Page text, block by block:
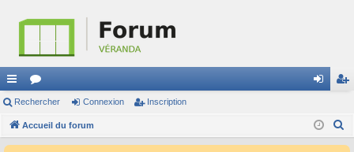
ac
co
or
u ne cri
Rechercher Connexion Inscription
Accueil du forum